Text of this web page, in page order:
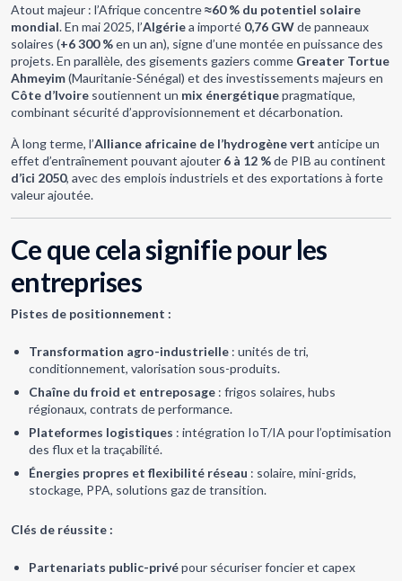
Atout majeur : l’Afrique concentre≈60 % du potentiel solaire
mondial. En mai 2025, l’Algériea importé 0,76 GWde panneaux
solaires (+6 300 %en un an), signe d’une montée en puissance des
projets. En parallèle, des gisements gaziers comme Greater Tortue
Ahmeyim(Mauritanie-Sénégal) et des investissements majeurs en
Côte d’Ivoire soutiennent un mix énergétiquepragmatique,
combinant sécurité d’approvisionnement et décarbonation.
À long terme, l’Alliance africaine de l’hydrogène vert anticipe un
effet d’entraînement pouvant ajouter 6 à 12 %de PIB au continent
d’ici 2050, avec des emplois industriels et des exportations à forte
valeur ajoutée.
Ce que cela signifie pour les
entreprises
Pistes de positionnement :
Transformation agro-industrielle : unités de tri,
conditionnement, valorisation sous-produits.
Chaîne du froid et entreposage : frigos solaires, hubs
régionaux, contrats de performance.
Plateformes logistiques : intégration IoT/IA pour l’optimisation
des flux et la traçabilité.
Énergies propres et flexibilité réseau : solaire, mini-grids,
stockage, PPA, solutions gaz de transition.
Clés de réussite :
Partenariats public-privépour sécuriser foncier et capex